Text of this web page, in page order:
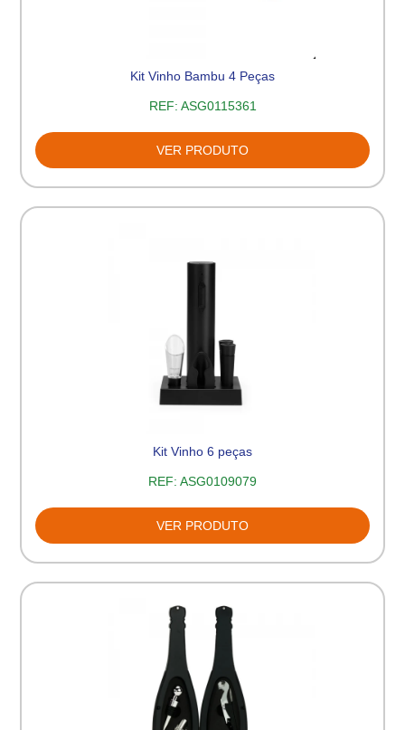
Kit Vinho Bambu 4 Peças
REF: ASG0115361
VER PRODUTO
Kit Vinho 6 peças
REF: ASG0109079
VER PRODUTO